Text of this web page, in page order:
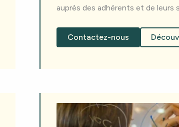
auprès des adhérents et de leurs
Contactez-nous